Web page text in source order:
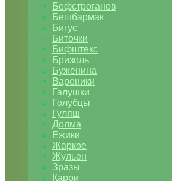
Бефстроганов
Бешбармак
Бигус
Биточки
Бифштекс
Бризоль
Буженина
Вареники
Галушки
Голубцы
Гуляш
Долма
Ежики
Жаркое
Жульен
Зразы
Карри